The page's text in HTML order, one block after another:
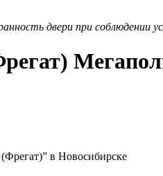
двери при соблюдении
в Новосибирске